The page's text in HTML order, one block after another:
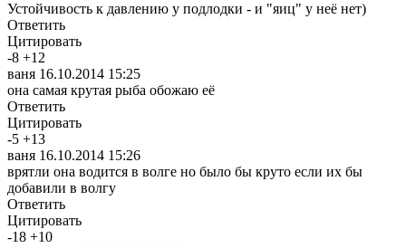
Устойчивость к давлению у подлодки - и "яиц" у неё нет)
Ответить
Цитировать
-8 +12
ваня 16.10.2014 15:25
она самая крутая рыба обожаю её
Ответить
Цитировать
-5 +13
ваня 16.10.2014 15:26
врятли она водится в волге но было бы круто если их бы
добавили в волгу
Ответить
Цитировать
-18 +10